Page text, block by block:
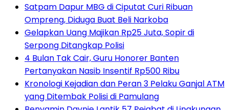
Satpam Dapur MBG di Ciputat Curi Ribuan
Ompreng, Diduga Buat Beli Narkoba
Gelapkan Uang Majikan Rp25 Juta, Sopir di
Serpong Ditangkap Polisi
4 Bulan Tak Cair, Guru Honorer Banten
Pertanyakan Nasib Insentif Rp500 Ribu
Kronologi Kejadian dan Peran 3 Pelaku Ganjal ATM
yang Ditembak Polisi di Pamulang